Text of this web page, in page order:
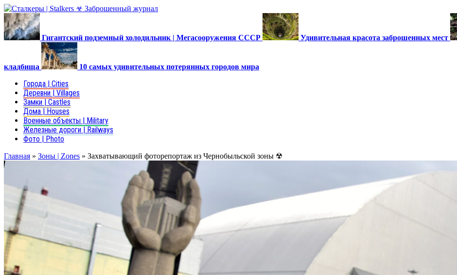
Гигантский подземный холодильник | Мегасооружения СССР Удивительная красота заброшенных мест
кладбища 10 самых удивительных потерянных городов мира
Города | Cities
Деревни | Villages
Замки | Castles
Дома | Houses
Военные объекты | Military
Железные дороги | Railways
Фото | Photo
Главная » Зоны | Zones » Захватывающий фоторепортаж из Чернобыльской зоны ☢